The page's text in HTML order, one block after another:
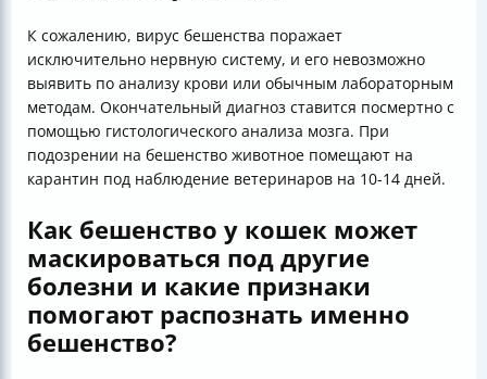
К сожалению, вирус бешенства поражает
исключительно нервную систему, и его невозможно
выявить по анализу крови или обычным лабораторным
методам. Окончательный диагноз ставится посмертно с
помощью гистологического анализа мозга. При
подозрении на бешенство животное помещают на
карантин под наблюдение ветеринаров на 10-14 дней.
Как бешенство у кошек может
маскироваться под другие
болезни и какие признаки
помогают распознать именно
бешенство?